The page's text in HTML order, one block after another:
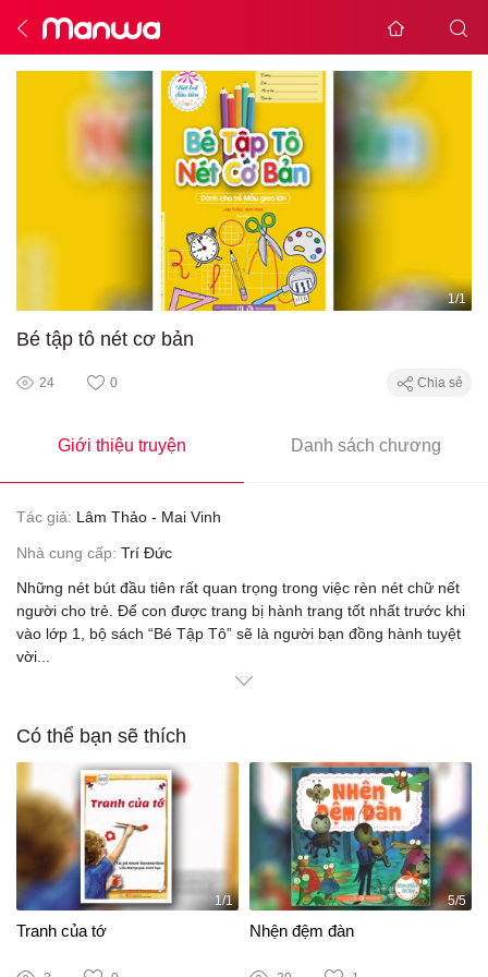
1/1
Bé tập tô nét cơ bản
24 0 Chia sẻ
Giới thiệu truyện Danh sách chương
Tác giả: Lâm Thảo - Mai Vinh
Nhà cung cấp: Trí Đức
Những nét bút đầu tiên rất quan trọng trong việc rèn nét chữ nết
người cho trẻ. Để con được trang bị hành trang tốt nhất trước khi
vào lớp 1, bộ sách “Bé Tập Tô” sẽ là người bạn đồng hành tuyệt
vời
Có thể bạn sẽ thích
1/1
Tranh của tớ
5/5
Nhện đệm đàn